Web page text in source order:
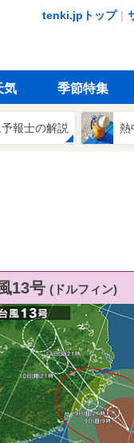
tenki.jpトップ｜
気 季節特集
報士の解説 熱
13号 (ドルフィン)